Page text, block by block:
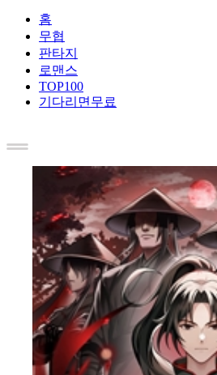
홈
무협
판타지
로맨스
TOP100
기다리면무료